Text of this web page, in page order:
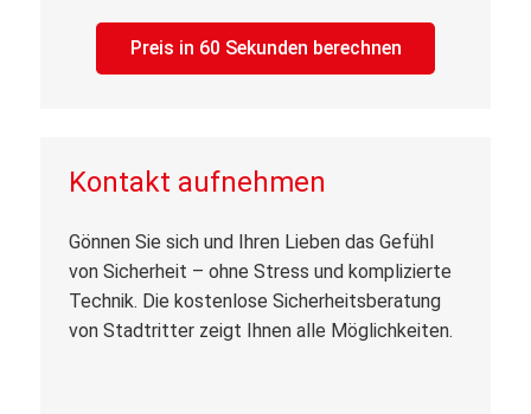
Preis in 60 Sekunden berechnen
Kontakt aufnehmen
Gönnen Sie sich und Ihren Lieben das Gefühl
von Sicherheit – ohne Stress und komplizierte
Technik. Die kostenlose Sicherheitsberatung
von Stadtritter zeigt Ihnen alle Möglichkeiten.